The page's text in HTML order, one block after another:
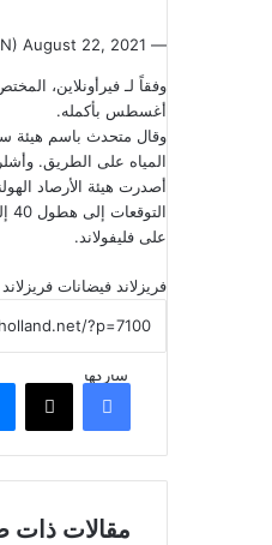
— Meldkamer Noord-Nederland (@MeldkamerNN)
August 22, 2021
أغسطس بأكمله.
المياه على الطريق.
على فليفولاند.
فريزلاند فيضانات فريزلاند
شاركهافيسبوك ‫X
مقالات ذات